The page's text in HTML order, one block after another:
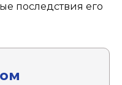
последствия его